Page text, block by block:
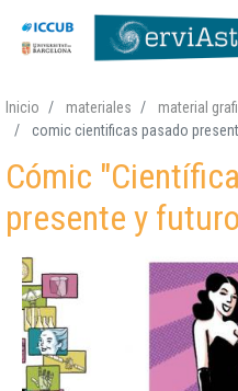
Inicio materiales
material
comic cientificas pasado
Cómic
presente y